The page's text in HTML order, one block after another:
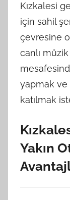
Kızkalesi
için sahil
çevresine
canlı
yapmak ve
katılmak
Yakın